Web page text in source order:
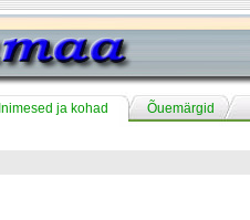
Inimesed ja kohad Õuemärgid